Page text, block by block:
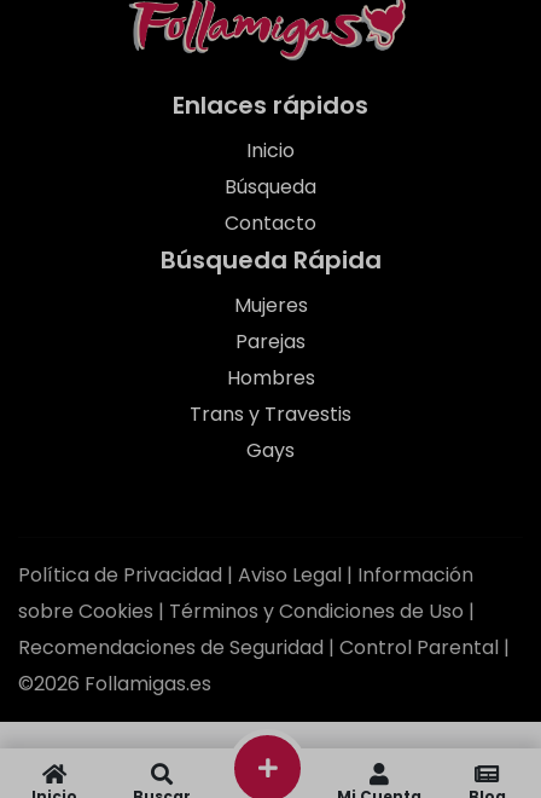
Enlaces rápidos
Inicio
Búsqueda
Contacto
Búsqueda Rápida
Mujeres
Parejas
Hombres
Trans y Travestis
Gays
Política de Privacidad | Aviso Legal | Información
sobre Cookies | Términos y Condiciones de Uso |
Recomendaciones de Seguridad | Control Parental |
©2026 Follamigas.es